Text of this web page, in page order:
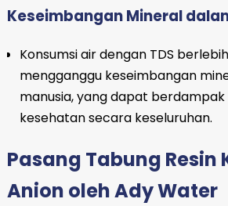
Keseimbangan Mineral
Konsumsi air dengan TDS
mengganggu keseimbangan
manusia, yang dapat
kesehatan secara keseluruhan.
Pasang Tabung Resin
Anion oleh Ady Water